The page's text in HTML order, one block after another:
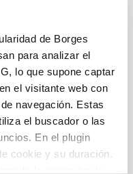
de Borges
para analizar el
lo que supone captar
el visitante web con
navegación. Estas
el buscador o las
En el plugin
cookie y su duración.